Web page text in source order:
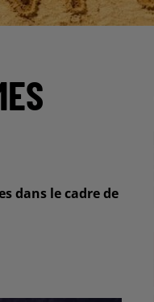
dans le cadre de